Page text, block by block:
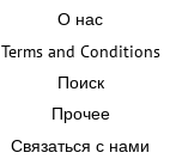
О нас
Terms and Conditions
Поиск
Прочее
Связаться с нами